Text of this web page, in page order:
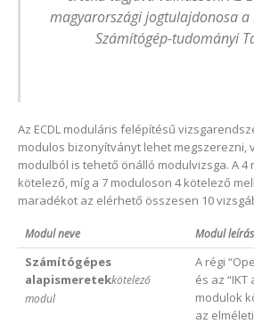
magyarországi jogtulajdonosa a
Számítógép-tudományi
Az ECDL moduláris felépítésű
modulos bizonyítványt lehet megszerezni,
modulból is tehető önálló modulvizsga. A 4
kötelező, míg a 7 moduloson 4 kötelező
maradékot az elérhető összesen 10
Modul neve Modul
Számítógépes
alapismeretekkötelező
modul
A régi
és az
modulok
az